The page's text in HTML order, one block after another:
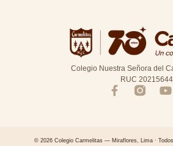
Colegio Nuestra Señora del
RUC
© 2026 Colegio Carmelitas — Miraflores, Lima ·